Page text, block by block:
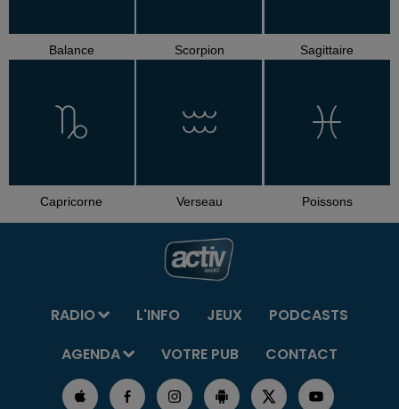
Balance Scorpion Sagittaire
Capricorne Verseau Poissons
RADIO L'INFO JEUX
PODCASTS
AGENDA
VOTRE PUB CONTACT